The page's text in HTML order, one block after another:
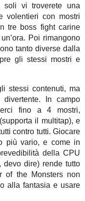
soli vi troverete una
volentieri con mostri
tre boss fight carine
Poi rimangono
tanto diverse dalla
gli stessi mostri e
stessi contenuti, ma
In campo
fino a 4 mostri,
il multitap), e
contro tutti. Giocare
più vario, e come in
della CPU
devo dire) rende tutto
of the Monsters non
alla fantasia e usare